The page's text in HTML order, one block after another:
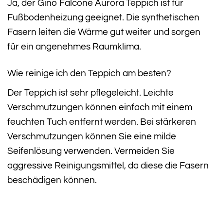
Ja, der Gino Falcone Aurora Teppich ist für
Fußbodenheizung geeignet. Die synthetischen
Fasern leiten die Wärme gut weiter und sorgen
für ein angenehmes Raumklima.
Wie reinige ich den Teppich am besten?
Der Teppich ist sehr pflegeleicht. Leichte
Verschmutzungen können einfach mit einem
feuchten Tuch entfernt werden. Bei stärkeren
Verschmutzungen können Sie eine milde
Seifenlösung verwenden. Vermeiden Sie
aggressive Reinigungsmittel, da diese die Fasern
beschädigen können.